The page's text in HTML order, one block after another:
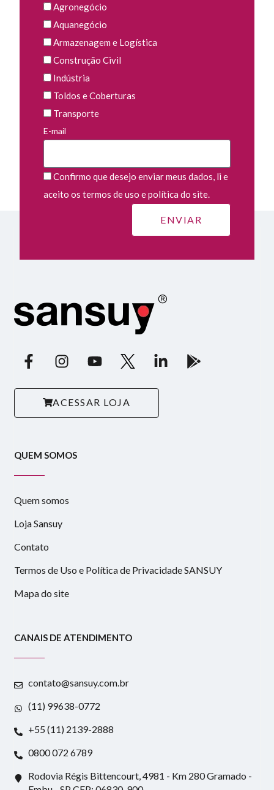
Agronegócio
Aquanegócio
Armazenagem e Logística
Construção Civil
Indústria
Toldos e Coberturas
Transporte
E-mail
Confirmo que desejo enviar meus dados, li e
aceito os termos de uso e política do site.
ACESSAR LOJA
QUEM SOMOS
Quem somos
Loja Sansuy
Contato
Termos de Uso e Política de Privacidade SANSUY
Mapa do site
CANAIS DE ATENDIMENTO
contato@sansuy.com.br
(11) 99638-0772
+55 (11) 2139-2888
0800 072 6789
Rodovia Régis Bittencourt, 4981 - Km 280 Gramado -